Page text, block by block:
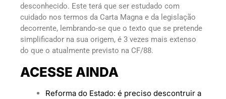
desconhecido. Este terá que ser estudado com
cuidado nos termos da Carta Magna e da legislação
decorrente, lembrando-se que o texto que se pretende
simplificador na sua origem, é 3 vezes mais extenso
do que o atualmente previsto na CF/88.
ACESSE AINDA
Reforma do Estado: é preciso descontruir a